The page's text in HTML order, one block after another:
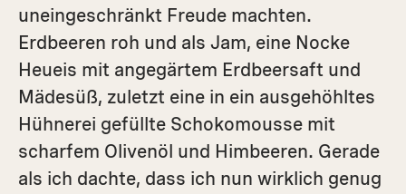
uneingeschränkt Freude machten.
Erdbeeren roh und als Jam, eine Nocke
Heueis mit angegärtem Erdbeersaft und
Mädesüß, zuletzt eine in ein ausgehöhltes
Hühnerei gefüllte Schokomousse mit
scharfem Olivenöl und Himbeeren. Gerade
als ich dachte, dass ich nun wirklich genug